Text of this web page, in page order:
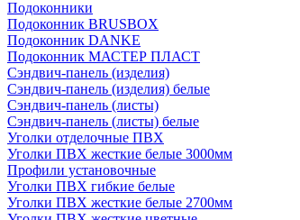
Подоконники
Подоконник BRUSBOX
Подоконник DANKE
Подоконник МАСТЕР ПЛАСТ
Сэндвич-панель (изделия)
Сэндвич-панель (изделия) белые
Сэндвич-панель (листы)
Сэндвич-панель (листы) белые
Уголки отделочные ПВХ
Уголки ПВХ жесткие белые 3000мм
Профили установочные
Уголки ПВХ гибкие белые
Уголки ПВХ жесткие белые 2700мм